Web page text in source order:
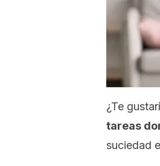
¿Te
tareas
suciedad